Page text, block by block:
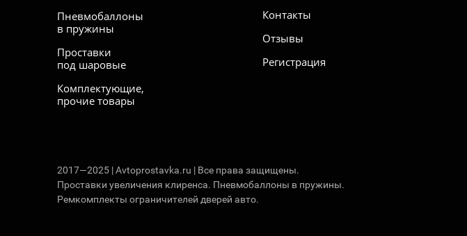
Пневмобаллоны
в пружины
Проставки
под шаровые
Комплектующие,
прочие товары
Контакты
Отзывы
Регистрация
2017—2025 | Avtoprostavka.ru | Все права защищены.
Проставки увеличения клиренса. Пневмобаллоны в пружины.
Ремкомплекты ограничителей дверей авто.